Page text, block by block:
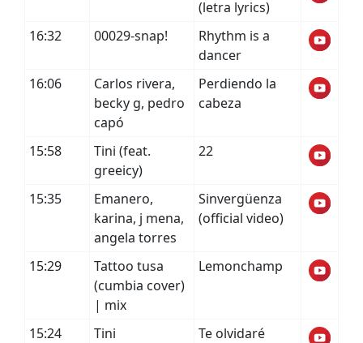
(letra lyrics)
16:32
00029-snap!
Rhythm is a
dancer
16:06
Carlos rivera,
becky g, pedro
capó
Perdiendo la
cabeza
15:58
Tini (feat.
greeicy)
22
15:35
Emanero,
karina, j mena,
angela torres
Sinvergüenza
(official video)
15:29
Tattoo tusa
(cumbia cover)
| mix
Lemonchamp
15:24 Tini
Te olvidaré